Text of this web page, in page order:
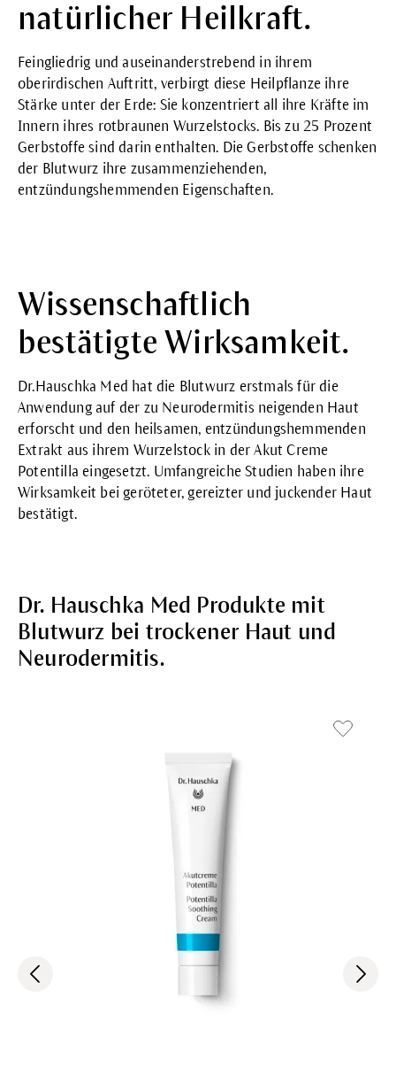
natürlicher Heilkraft.
Feingliedrig und auseinanderstrebend in ihrem
oberirdischen Auftritt, verbirgt diese Heilpflanze ihre
Stärke unter der Erde: Sie konzentriert all ihre Kräfte im
Innern ihres rotbraunen Wurzelstocks. Bis zu 25 Prozent
Gerbstoffe sind darin enthalten. Die Gerbstoffe schenken
der Blutwurz ihre zusammenziehenden,
entzündungshemmenden Eigenschaften.
Wissenschaftlich
bestätigte Wirksamkeit.
Dr.Hauschka Med hat die Blutwurz erstmals für die
Anwendung auf der zu Neurodermitis neigenden Haut
erforscht und den heilsamen, entzündungshemmenden
Extrakt aus ihrem Wurzelstock in der Akut Creme
Potentilla eingesetzt. Umfangreiche Studien haben ihre
Wirksamkeit bei geröteter, gereizter und juckender Haut
bestätigt.
Dr. Hauschka Med Produkte mit
Blutwurz bei trockener Haut und
Neurodermitis.